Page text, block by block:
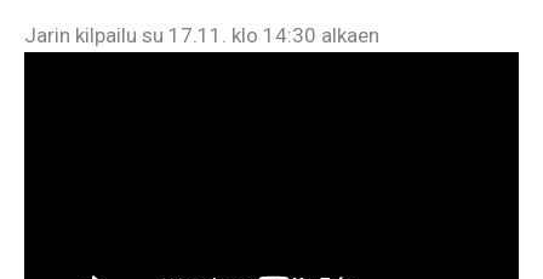
Jarin kilpailu su 17.11. klo 14:30 alkaen